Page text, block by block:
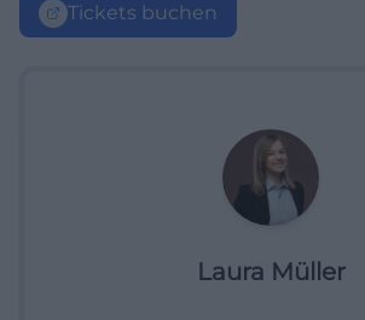
Tickets buchen
Laura Müller